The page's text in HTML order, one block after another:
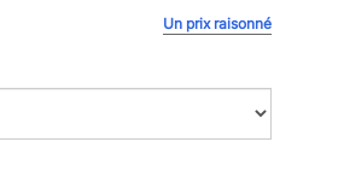
Un prix raisonné